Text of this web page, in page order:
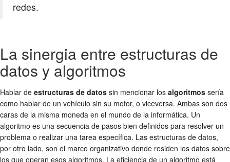
redes.
La sinergia entre estructuras de
datos y algoritmos
Hablar de estructuras de datos sin mencionar los algoritmos sería
como hablar de un vehículo sin su motor, o viceversa. Ambas son dos
caras de la misma moneda en el mundo de la informática. Un
algoritmo es una secuencia de pasos bien definidos para resolver un
problema o realizar una tarea específica. Las estructuras de datos,
por otro lado, son el marco organizativo donde residen los datos sobre
los que operan esos algoritmos. La eficiencia de un algoritmo está